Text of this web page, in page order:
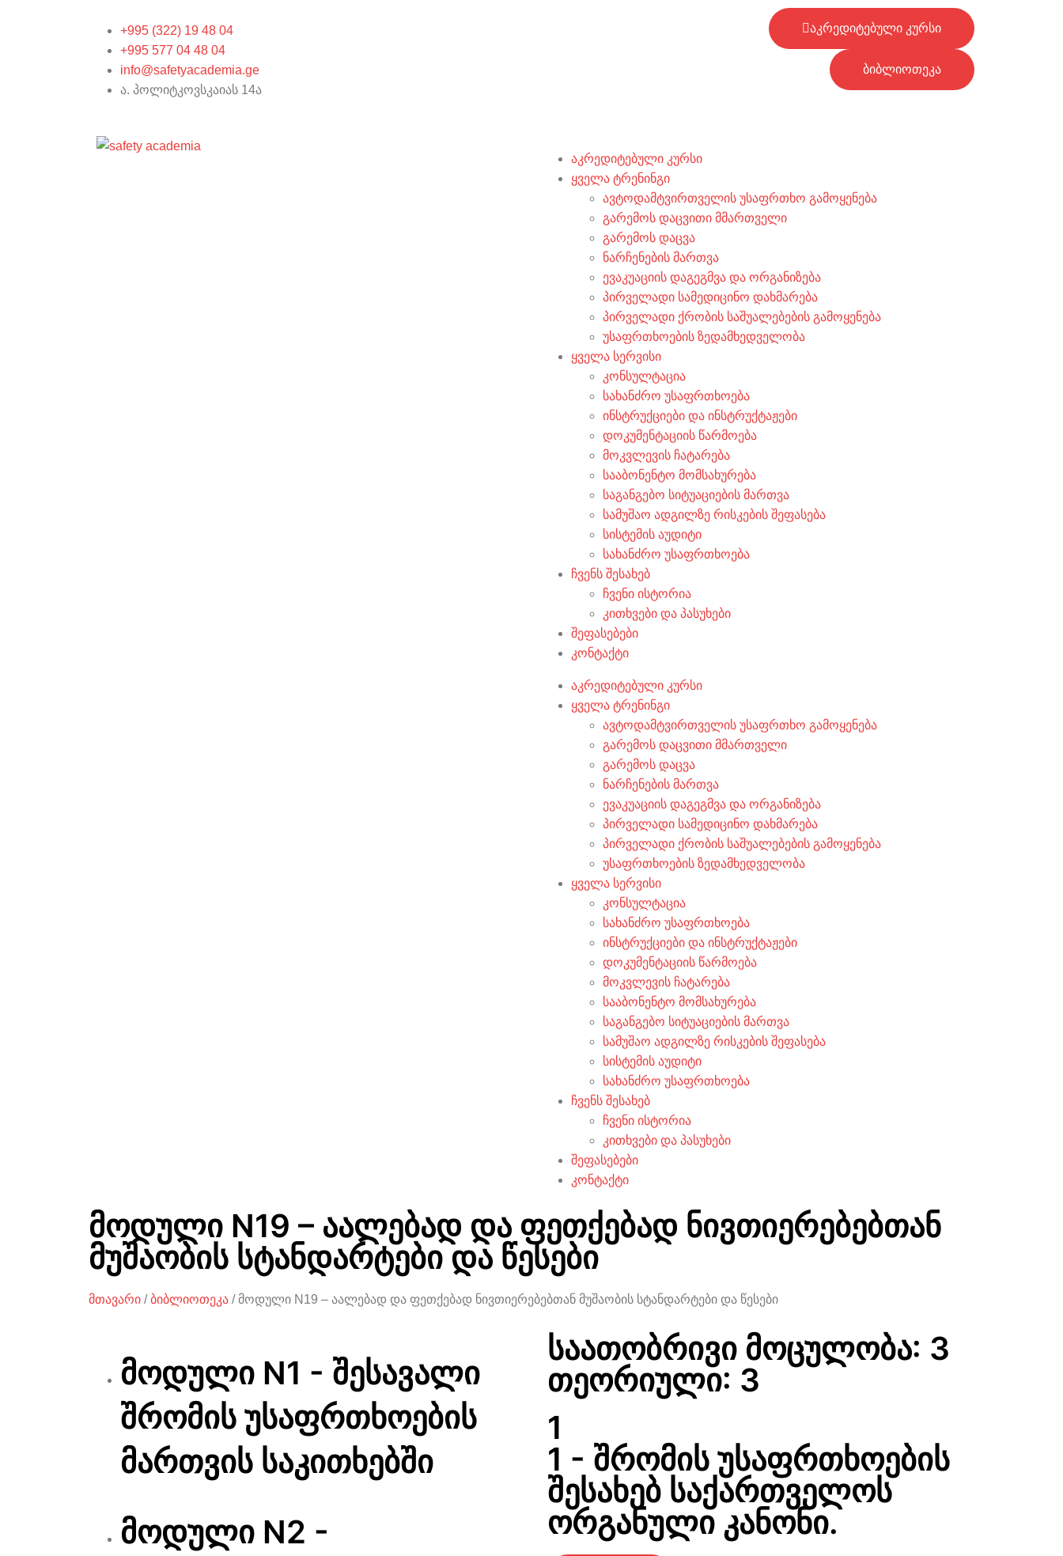
+995 (322) 19 48 04
+995 577 04 48 04
info@safetyacademia.ge
ა. პოლიტკოვსკაიას 14ა
აკრედიტებული კურსი
ბიბლიოთეკა
აკრედიტებული კურსი
ყველა ტრენინგი
ავტოდამტვირთველის უსაფრთხო გამოყენება
გარემოს დაცვითი მმართველი
გარემოს დაცვა
ნარჩენების მართვა
ევაკუაციის დაგეგმვა და ორგანიზება
პირველადი სამედიცინო დახმარება
პირველადი ქრობის საშუალებების გამოყენება
უსაფრთხოების ზედამხედველობა
ყველა სერვისი
კონსულტაცია
სახანძრო უსაფრთხოება
ინსტრუქციები და ინსტრუქტაჟები
დოკუმენტაციის წარმოება
მოკვლევის ჩატარება
სააბონენტო მომსახურება
საგანგებო სიტუაციების მართვა
სამუშაო ადგილზე რისკების შეფასება
სისტემის აუდიტი
სახანძრო უსაფრთხოება
ჩვენს შესახებ
ჩვენი ისტორია
კითხვები და პასუხები
შეფასებები
კონტაქტი
აკრედიტებული კურსი
ყველა ტრენინგი
ავტოდამტვირთველის უსაფრთხო გამოყენება
გარემოს დაცვითი მმართველი
გარემოს დაცვა
ნარჩენების მართვა
ევაკუაციის დაგეგმვა და ორგანიზება
პირველადი სამედიცინო დახმარება
პირველადი ქრობის საშუალებების გამოყენება
უსაფრთხოების ზედამხედველობა
ყველა სერვისი
კონსულტაცია
სახანძრო უსაფრთხოება
ინსტრუქციები და ინსტრუქტაჟები
დოკუმენტაციის წარმოება
მოკვლევის ჩატარება
სააბონენტო მომსახურება
საგანგებო სიტუაციების მართვა
სამუშაო ადგილზე რისკების შეფასება
სისტემის აუდიტი
სახანძრო უსაფრთხოება
ჩვენს შესახებ
ჩვენი ისტორია
კითხვები და პასუხები
შეფასებები
კონტაქტი
მოდული N19 – აალებად და ფეთქებად ნივთიერებებთან
მუშაობის სტანდარტები და წესები
მთავარი /ბიბლიოთეკა / მოდული N19 – აალებად და ფეთქებად ნივთიერებებთან მუშაობის სტანდარტები და წესები
მოდული N1 - შესავალი
შრომის უსაფრთხოების
მართვის საკითხებში
მოდული N2 -
საათობრივი მოცულობა: 3
თეორიული: 3
1
1 - შრომის უსაფრთხოების
შესახებ საქართველოს
ორგანული კანონი.